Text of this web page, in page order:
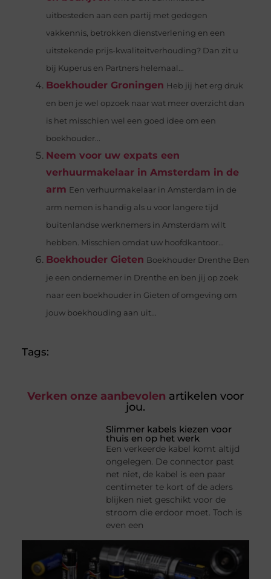
uitbesteden aan een partij met gedegen
vakkennis, betrokken dienstverlening en een
uitstekende prijs-kwaliteitverhouding? Dan zit u
bij Kuperus en Partners helemaal...
Boekhouder Groningen Heb jij het erg druk
en ben je wel opzoek naar wat meer overzicht dan
is het misschien wel een goed idee om een
boekhouder...
Neem voor uw expats een
verhuurmakelaar in Amsterdam in de
arm Een verhuurmakelaar in Amsterdam in de
arm nemen is handig als u voor langere tijd
buitenlandse werknemers in Amsterdam wilt
hebben. Misschien omdat uw hoofdkantoor...
Boekhouder Gieten Boekhouder Drenthe Ben
je een ondernemer in Drenthe en ben jij op zoek
naar een boekhouder in Gieten of omgeving om
jouw boekhouding aan uit...
Tags:
Verken onze aanbevolen artikelen voor
jou.
Slimmer kabels kiezen voor
thuis en op het werk
Een verkeerde kabel komt altijd
ongelegen. De connector past
net niet, de kabel is een paar
centimeter te kort of de aders
blijken niet geschikt voor de
stroom die erdoor moet. Toch is
even een